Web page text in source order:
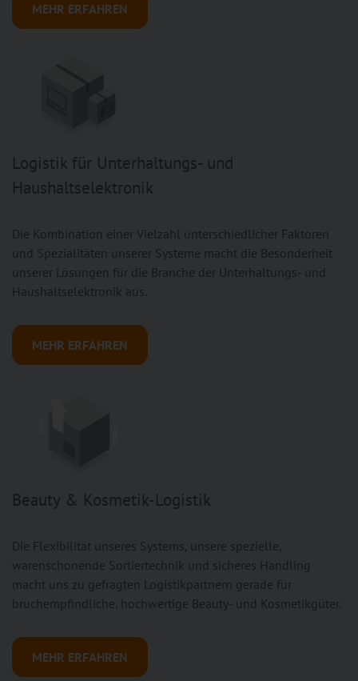
MEHR ERFAHREN
Logistik für Unterhaltungs- und
Haushaltselektronik
Die Kombination einer Vielzahl unterschiedlicher Faktoren
und Spezialitäten unserer Systeme macht die Besonderheit
unserer Lösungen für die Branche der Unterhaltungs- und
Haushaltselektronik aus.
MEHR ERFAHREN
Beauty & Kosmetik-Logistik
Die Flexibilität unseres Systems, unsere spezielle,
warenschonende Sortiertechnik und sicheres Handling
macht uns zu gefragten Logistikpartnern gerade für
bruchempfindliche, hochwertige Beauty- und Kosmetikgüter.
MEHR ERFAHREN